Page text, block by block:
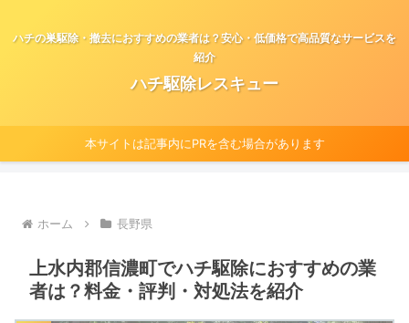
ハチの巣駆除・撤去におすすめの業者は？安心・低価格で高品質なサービスを
紹介
ハチ駆除レスキュー
本サイトは記事内にPRを含む場合があります
ホーム 長野県
上水内郡信濃町でハチ駆除におすすめの業
者は？料金・評判・対処法を紹介